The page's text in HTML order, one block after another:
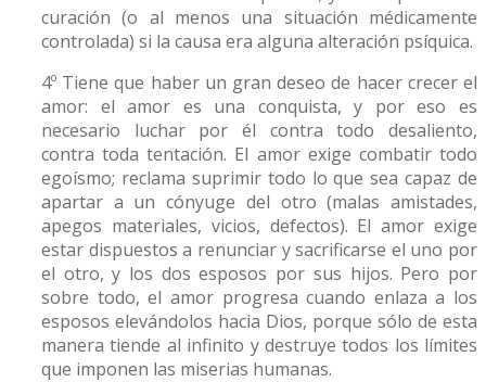
curación (o al menos una situación médicamente
controlada) si la causa era alguna alteración psíquica.
4º Tiene que haber un gran deseo de hacer crecer el
amor: el amor es una conquista, y por eso es
necesario luchar por él contra todo desaliento,
contra toda tentación. El amor exige combatir todo
egoísmo; reclama suprimir todo lo que sea capaz de
apartar a un cónyuge del otro (malas amistades,
apegos materiales, vicios, defectos). El amor exige
estar dispuestos a renunciar y sacrificarse el uno por
el otro, y los dos esposos por sus hijos. Pero por
sobre todo, el amor progresa cuando enlaza a los
esposos elevándolos hacia Dios, porque sólo de esta
manera tiende al infinito y destruye todos los límites
que imponen las miserias humanas.